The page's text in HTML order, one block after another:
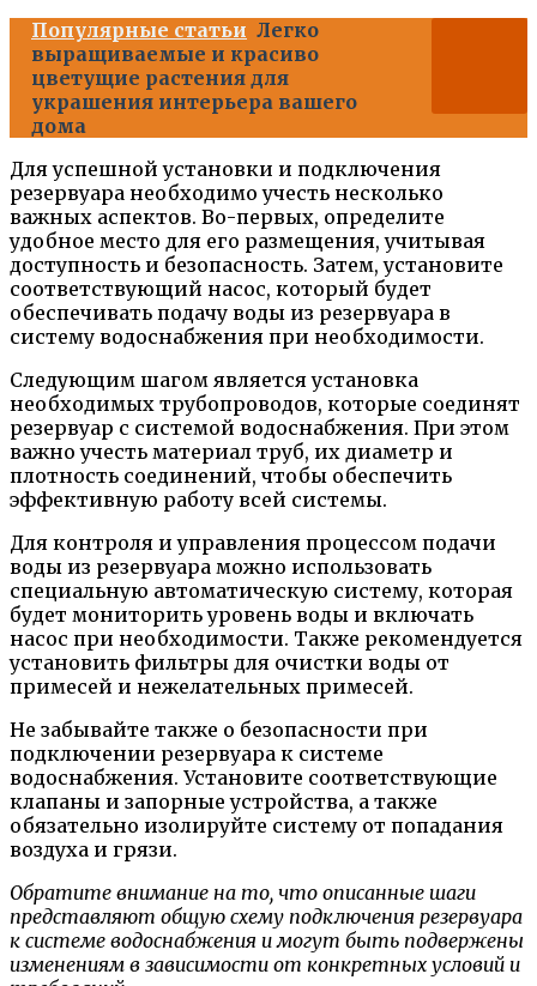
Популярные статьи Легко
выращиваемые и красиво
цветущие растения для
украшения интерьера вашего
дома
Для успешной установки и подключения
резервуара необходимо учесть несколько
важных аспектов. Во-первых, определите
удобное место для его размещения, учитывая
доступность и безопасность. Затем, установите
соответствующий насос, который будет
обеспечивать подачу воды из резервуара в
систему водоснабжения при необходимости.
Следующим шагом является установка
необходимых трубопроводов, которые соединят
резервуар с системой водоснабжения. При этом
важно учесть материал труб, их диаметр и
плотность соединений, чтобы обеспечить
эффективную работу всей системы.
Для контроля и управления процессом подачи
воды из резервуара можно использовать
специальную автоматическую систему, которая
будет мониторить уровень воды и включать
насос при необходимости. Также рекомендуется
установить фильтры для очистки воды от
примесей и нежелательных примесей.
Не забывайте также о безопасности при
подключении резервуара к системе
водоснабжения. Установите соответствующие
клапаны и запорные устройства, а также
обязательно изолируйте систему от попадания
воздуха и грязи.
Обратите внимание на то, что описанные шаги
представляют общую схему подключения резервуара
к системе водоснабжения и могут быть подвержены
изменениям в зависимости от конкретных условий и